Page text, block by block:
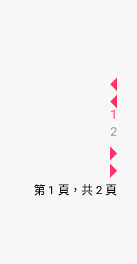
1
2
第 1 頁，共 2 頁